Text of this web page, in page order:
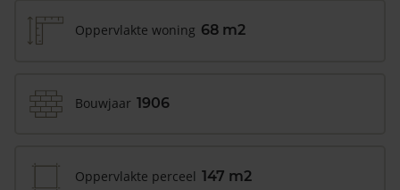
Oppervlakte woning 68 m2
Bouwjaar 1906
Oppervlakte perceel 147 m2